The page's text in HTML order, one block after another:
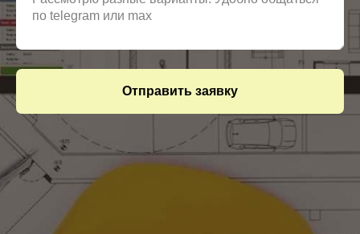
Отправить заявку